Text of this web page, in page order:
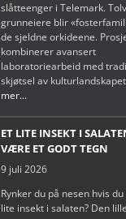
slåtteenger i Telemark. Tolv
grunneiere blir
de sjeldne orkideene.
kombinerer avansert
laboratoriearbeid med
skjøtsel av
mer...
ET LITE INSEKT I
VÆRE ET GODT TEGN
9 juli 2026
Rynker du på nesen hvis
lite insekt i salaten? Den lille